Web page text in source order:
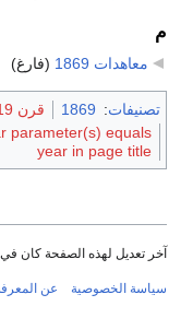
م
معاهدات 1869 (فارغ)
تصنيفات:
1869 قرن 19 في القانون
parameter(s) equals
year in page title
آخر تعديل لهذه الصفحة كان في 22:53, 29 أكتوبر 2013.
سياسة الخصوصية عن